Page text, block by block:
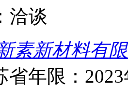
洽谈
素新材料有
省年限：